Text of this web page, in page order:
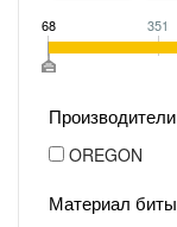
68 351
Производители
OREGON
Материал биты